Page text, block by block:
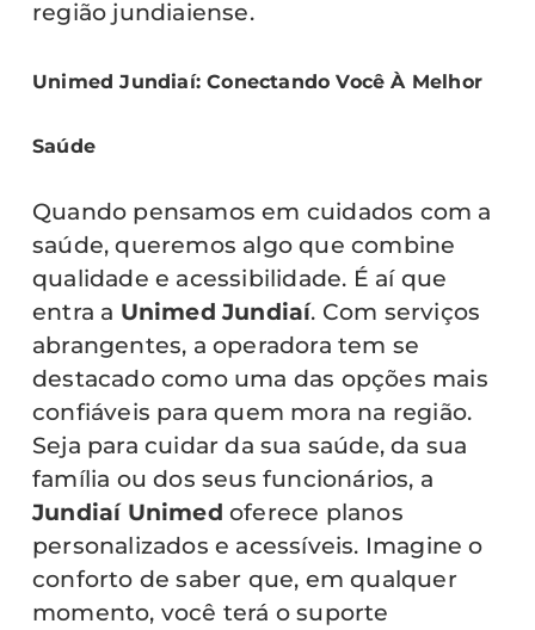
região jundiaiense.
Unimed Jundiaí: Conectando Você À Melhor
Saúde
Quando pensamos em cuidados com a
saúde, queremos algo que combine
qualidade e acessibilidade. É aí que
entra a Unimed Jundiaí. Com serviços
abrangentes, a operadora tem se
destacado como uma das opções mais
confiáveis para quem mora na região.
Seja para cuidar da sua saúde, da sua
família ou dos seus funcionários, a
Jundiaí Unimed oferece planos
personalizados e acessíveis. Imagine o
conforto de saber que, em qualquer
momento, você terá o suporte